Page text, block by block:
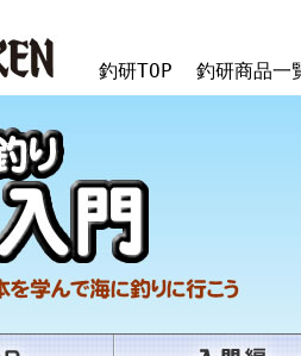
釣研TOP 釣研商品一